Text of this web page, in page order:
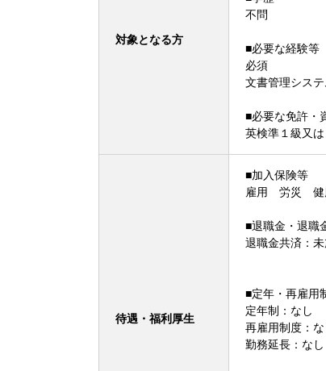
対象となる方
不問
■必要な経験等
必須
文書管理シス
■必要な免許・
英検準１級又
待遇・福利厚生
■加入保険等
雇用 労災
■退職金・退職
退職金共済：未
■定年・再雇用
定年制：なし
再雇用制度：な
勤務延長：なし